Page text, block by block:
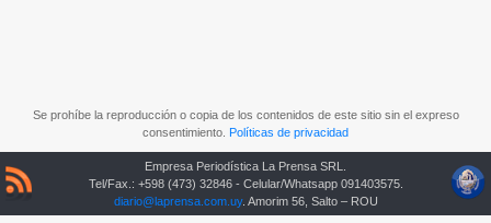
Se prohíbe la reproducción o copia de los contenidos de este sitio sin el expreso
consentimiento.
Políticas de privacidad
Empresa Periodística La Prensa SRL.
Tel/Fax.: +598 (473) 32846 - Celular/Whatsapp 091403575.
diario@laprensa.com.uy. Amorim 56, Salto – ROU